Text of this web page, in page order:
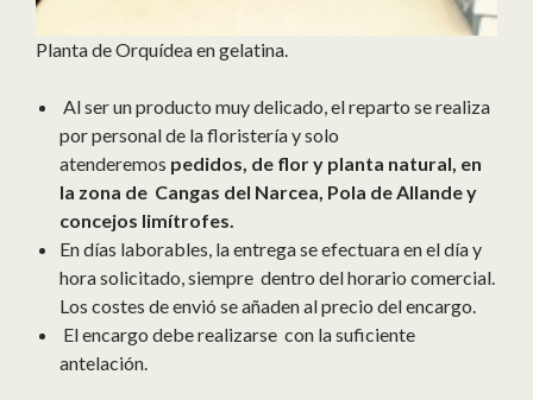
Planta de Orquídea en gelatina.
Al ser un producto muy delicado, el reparto se realiza
por personal de la floristería y solo
atenderemos pedidos, de flor y planta natural, en
la zona de Cangas del Narcea, Pola de Allande y
concejos limítrofes.
En días laborables, la entrega se efectuara en el día y
hora solicitado, siempre dentro del horario comercial.
Los costes de envió se añaden al precio del encargo.
El encargo debe realizarse con la suficiente
antelación.